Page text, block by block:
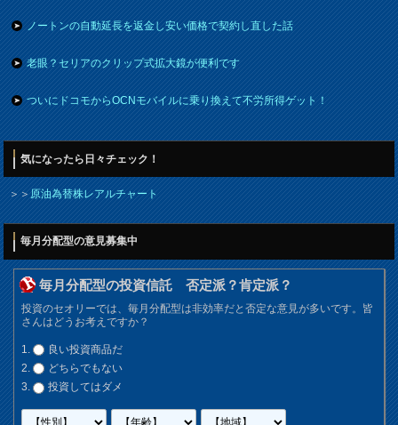
ノートンの自動延長を返金し安い価格で契約し直した話
老眼？セリアのクリップ式拡大鏡が便利です
ついにドコモからOCNモバイルに乗り換えて不労所得ゲット！
気になったら日々チェック！
＞＞原油為替株レアルチャート
毎月分配型の意見募集中
毎月分配型の投資信託 否定派？肯定派？
投資のセオリーでは、毎月分配型は非効率だと否定な意見が多いです。皆
さんはどうお考えですか？
良い投資商品だ
どちらでもない
投資してはダメ